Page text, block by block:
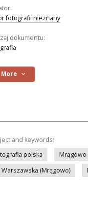
fotografii nieznany
dokumentu:
More
and keywords:
polska
Mrągowo
Warszawska (Mrągowo)